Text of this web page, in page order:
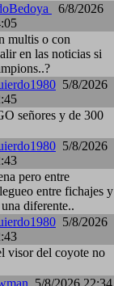
6/8/2026
multis o con
en las noticias si
5/8/2026
señores y de 300
5/8/2026
pero entre
entre fichajes y
diferente..
5/8/2026
visor del coyote no
5/8/2026 22:34